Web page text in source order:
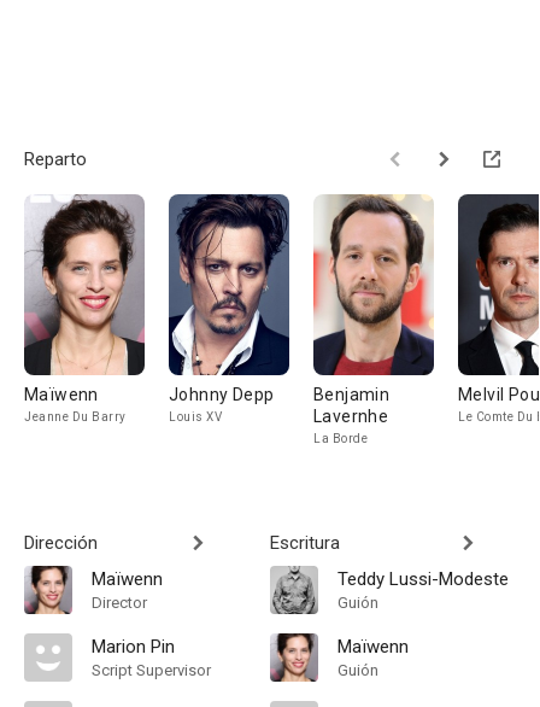
Reparto
Maïwenn
Jeanne Du Barry
Johnny Depp
Louis XV
Benjamin
Lavernhe
La Borde
Melvil
Le Comte Du
Dirección
Maïwenn
Director
Marion Pin
Script Supervisor
Escritura
Teddy Lussi-Modeste
Guión
Maïwenn
Guión